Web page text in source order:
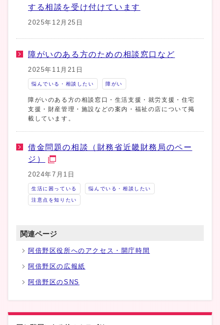
する相談を受け付けています
2025年12月25日
障がいのある方のための相談窓口など
2025年11月21日
悩んでいる・相談したい 障がい
障がいのある方の相談窓口・生活支援・就労支援・住宅
支援・財産管理・施設などの案内・福祉の店について掲
載しています。
借金問題の相談（財務省近畿財務局のペー
ジ）
2024年7月1日
生活に困っている 悩んでいる・相談したい
注意点を知りたい
関連ページ
阿倍野区役所へのアクセス・開庁時間
阿倍野区の広報紙
阿倍野区のSNS